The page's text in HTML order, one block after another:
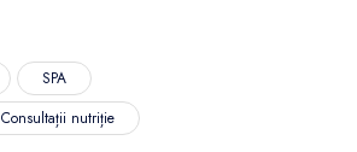
SPA
Consultații nutriție